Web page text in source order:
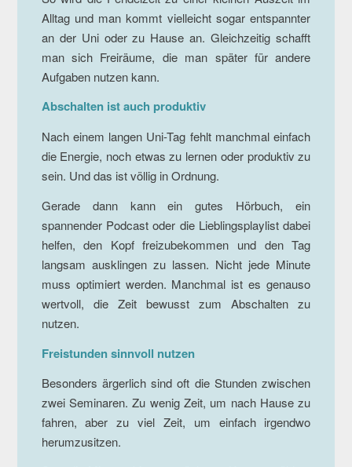
Alltag und man kommt vielleicht sogar entspannter
an der Uni oder zu Hause an. Gleichzeitig schafft
man sich Freiräume, die man später für andere
Aufgaben nutzen kann.
Abschalten ist auch produktiv
Nach einem langen Uni-Tag fehlt manchmal einfach
die Energie, noch etwas zu lernen oder produktiv zu
sein. Und das ist völlig in Ordnung.
Gerade dann kann ein gutes Hörbuch, ein
spannender Podcast oder die Lieblingsplaylist dabei
helfen, den Kopf freizubekommen und den Tag
langsam ausklingen zu lassen. Nicht jede Minute
muss optimiert werden. Manchmal ist es genauso
wertvoll, die Zeit bewusst zum Abschalten zu
nutzen.
Freistunden sinnvoll nutzen
Besonders ärgerlich sind oft die Stunden zwischen
zwei Seminaren. Zu wenig Zeit, um nach Hause zu
fahren, aber zu viel Zeit, um einfach irgendwo
herumzusitzen.